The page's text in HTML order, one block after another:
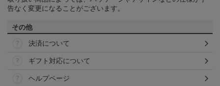
告なく変更になることがございます。
その他
決済について
ギフト対応について
ヘルプページ